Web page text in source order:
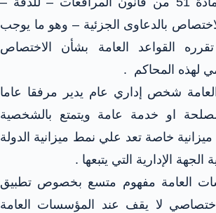
بالدعاوى الجزئية – وهو ما يوجب
القواعد العامة بشأن الاختصاص
لهذه المحاكم .
العامة شخص إداري عام يدير مرفقا عاما
او خدمة عامة ويتمتع بالشخصية
ميزانية خاصة تعد علي نمط ميزانية الدولة
الجهة الإدارية التي يتبعها .
العامة مفهوم متسع بخصوص تطبيق
لا يقف عند المؤسسات العامة